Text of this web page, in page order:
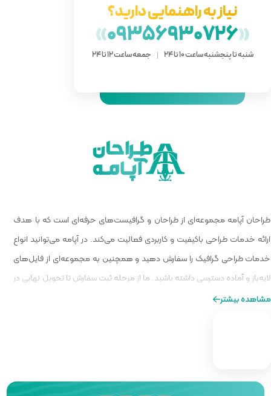
»
ساعت 12 تا 24
گرافیست‌های حرفه‌ای است که با هدف
می‌کند. در آپامه می‌توانید انواع
همچنین به مجموعه‌ای از فایل‌های
مرحله ثبت سفارش تا تحویل نهایی در
از طراحی را برایتان فراهم کنیم.